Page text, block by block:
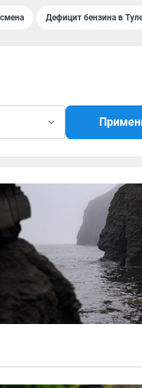
Дефицит бензина в